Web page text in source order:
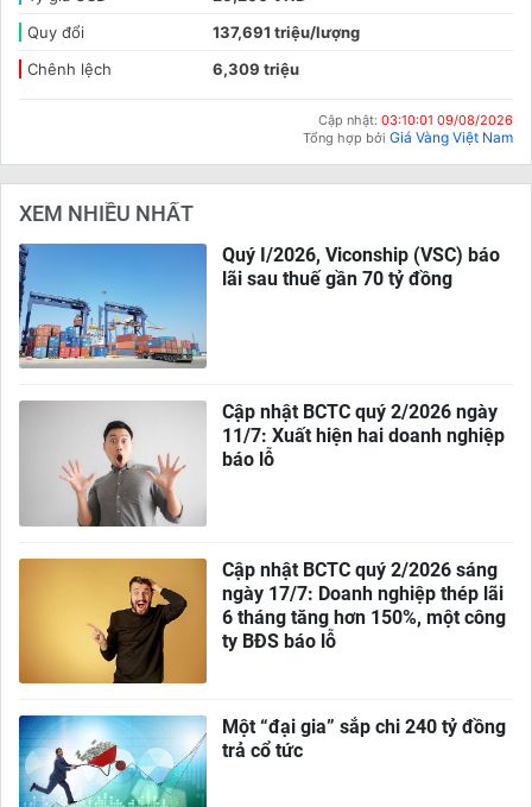
Quy đổi
137,691 triệu/lượng
Chênh lệch
6,309 triệu
Cập nhật: 03:10:01 09/08/2026
Tổng hợp bởi Giá Vàng Việt Nam
XEM NHIỀU NHẤT
Quý I/2026, Viconship (VSC) báo
lãi sau thuế gần 70 tỷ đồng
Cập nhật BCTC quý 2/2026 ngày
11/7: Xuất hiện hai doanh nghiệp
báo lỗ
Cập nhật BCTC quý 2/2026 sáng
ngày 17/7: Doanh nghiệp thép lãi
6 tháng tăng hơn 150%, một công
ty BĐS báo lỗ
Một “đại gia” sắp chi 240 tỷ đồng
trả cổ tức